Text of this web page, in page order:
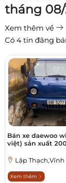
tháng
Xem thêm về
Có 4 tin đăng
Bán xe daewoo
việt) sản xuất
Lập
Xem thêm